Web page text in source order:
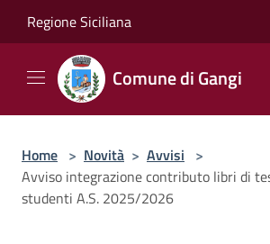
Regione Siciliana
Comune di Gangi
Home > Novità > Avvisi >
Avviso integrazione contributo libri di
studenti A.S. 2025/2026